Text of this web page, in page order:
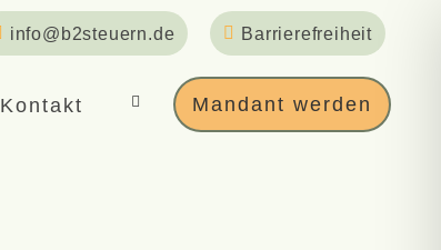
info@b2steuern.de Barrierefreiheit
Kontakt Mandant werden